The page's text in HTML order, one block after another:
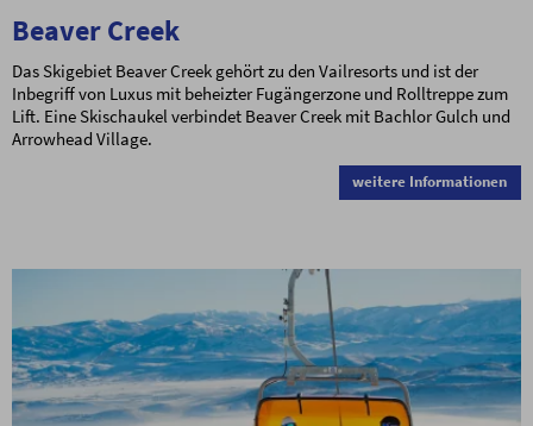
Beaver Creek
Das Skigebiet Beaver Creek gehört zu den Vailresorts und ist der
Inbegriff von Luxus mit beheizter Fugängerzone und Rolltreppe zum
Lift. Eine Skischaukel verbindet Beaver Creek mit Bachlor Gulch und
Arrowhead Village.
weitere Informationen